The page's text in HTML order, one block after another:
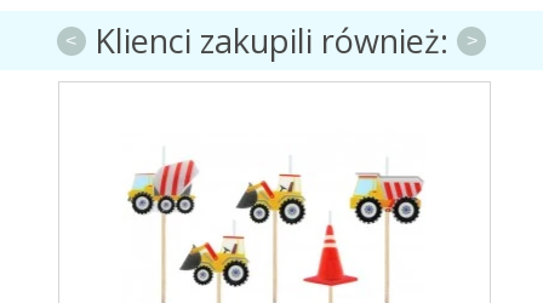
Klienci zakupili również:
< >